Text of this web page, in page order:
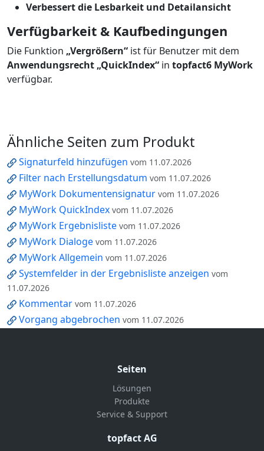
Verbessert die Lesbarkeit und Detailansicht
Verfügbarkeit & Kaufbedingungen
Die Funktion „Vergrößern“ ist für Benutzer mit dem
Anwendungsrecht „QuickIndex“ in topfact6 MyWork
verfügbar.
Ähnliche Seiten zum Produkt
Signaturfeld hinzufügen vom 11.07.2026
Filter nach Erstellungsdatum vom 11.07.2026
MyWork Dokumentensignatur vom 11.07.2026
MyWork QuickIndex vom 11.07.2026
MyWork Ergebnisliste vom 11.07.2026
MyWork Dialoge vom 11.07.2026
MyWork Allgemein vom 11.07.2026
Systemfelder in der Ergebnisliste anzeigen vom
11.07.2026
Kommentar vom 11.07.2026
Vorgang abgebrochen vom 11.07.2026
Seiten
Lösungen
Produkte
Service & Support
topfact AG